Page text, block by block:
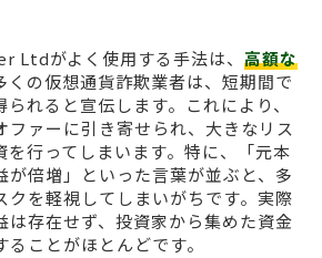
Ltdがよく使用する手法は、 高額な
くの仮想通貨詐欺業者は、短期間で
れると宣伝します。これにより、
ファーに引き寄せられ、大きなリス
を行ってしまいます。特に、「元本
が倍増」といった言葉が並ぶと、多
クを軽視してしまいがちです。実際
は存在せず、投資家から集めた資金
ことがほとんどです。